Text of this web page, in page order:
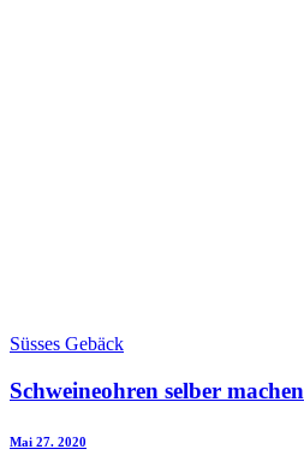
Süsses Gebäck
Schweineohren selber machen
Mai 27. 2020